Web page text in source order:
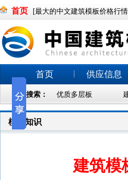
首页 [最大的中文建筑模板价格行
首页 供应信息
热门搜索： 优质多层板
模板知识
建筑模